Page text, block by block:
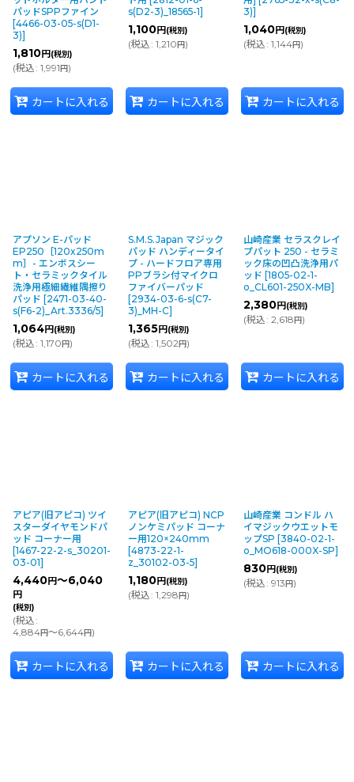
パッドSPPファイン
[4466-03-05-s(D1-
3)]
1,810円 (税別)
(税込: 1,991円)
カートに入れる
s(D2-3)_18565-1]
1,100円 (税別)
(税込: 1,210円)
カートに入れる
3)]
1,040円 (税別)
(税込: 1,144円)
カートに入れる
アプソン E-パッド
EP250［120x250m
m］- エンボスシー
ト・セラミックタイル
洗浄用極細繊維隅擦り
パッド [2471-03-40-
s(F6-2)_Art.3336/5]
1,064円 (税別)
(税込: 1,170円)
カートに入れる
S.M.S.Japan マジック
パッド ハンディータイ
プ - ハードフロア専用
PPブラシ付マイクロ
ファイバーパッド
[2934-03-6-s(C7-
3)_MH-C]
1,365円 (税別)
(税込: 1,502円)
カートに入れる
山崎産業 セラスクレイ
プパット 250 - セラミ
ック床の凹凸洗浄用パ
ッド [1805-02-1-
o_CL601-250X-MB]
2,380円 (税別)
(税込: 2,618円)
カートに入れる
アピア(旧アピコ) ツイ
スターダイヤモンドパ
ッド コーナー用
[1467-22-2-s_30201-
03-01]
4,440円～6,040
円
(税別)
(税込:
4,884円～6,644円)
カートに入れる
アピア(旧アピコ) NCP
ノンケミパッド コーナ
ー用120×240mm
[4873-22-1-
z_30102-03-5]
1,180円 (税別)
(税込: 1,298円)
カートに入れる
山崎産業 コンドル ハ
イマジックウエットモ
ップSP [3840-02-1-
o_MO618-000X-SP]
830円 (税別)
(税込: 913円)
カートに入れる